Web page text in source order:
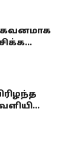
கவனமாக